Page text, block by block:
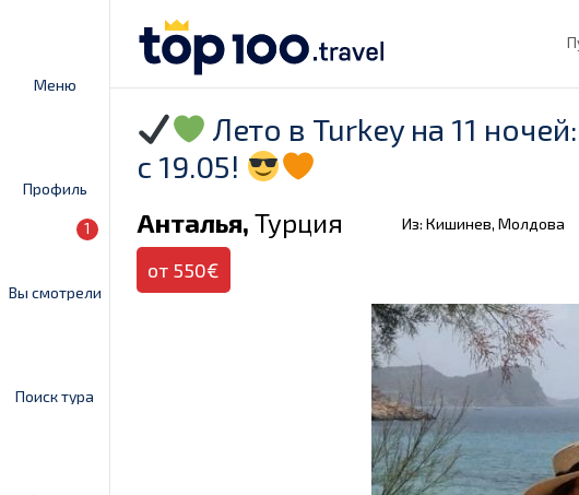
Меню
Профиль
Вы смотрели
1
Поиск тура
Лето в Turkey на 11
с 19.05!
Анталья, Турция Из: Кишинев, Молдова
от 550€